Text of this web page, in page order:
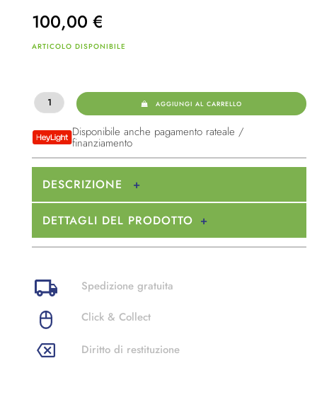
100,00 €
ARTICOLO DISPONIBILE
AGGIUNGI AL CARRELLO
Disponibile anche pagamento rateale /
finanziamento
DESCRIZIONE
DETTAGLI DEL PRODOTTO
Spedizione gratuita
Click & Collect
Diritto di restituzione